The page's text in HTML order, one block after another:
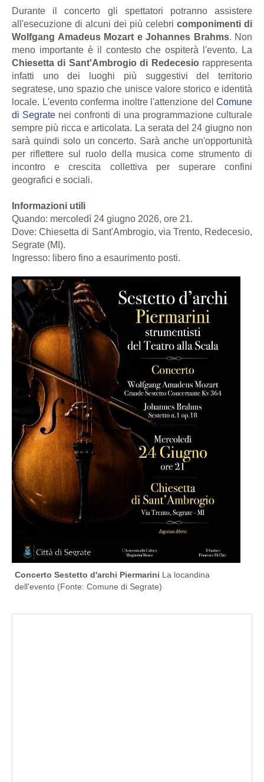
Durante il concerto gli spettatori potranno assistere
all'esecuzione di alcuni dei più celebri componimenti di
Wolfgang Amadeus Mozart e Johannes Brahms. Non
meno importante è il contesto che ospiterà l'evento. La
Chiesetta di Sant'Ambrogio di Redecesio rappresenta
infatti uno dei luoghi più suggestivi del territorio
segratese, uno spazio che unisce valore storico e identità
locale. L'evento conferma inoltre l'attenzione del Comune
di Segrate nei confronti di una programmazione culturale
sempre più ricca e articolata. La serata del 24 giugno non
sarà quindi solo un concerto. Sarà anche un'opportunità
per riflettere sul ruolo della musica come strumento di
incontro e crescita collettiva per superare confini
geografici e sociali.
Informazioni utili
Quando: mercoledì 24 giugno 2026, ore 21.
Dove: Chiesetta di Sant'Ambrogio, via Trento, Redecesio,
Segrate (MI).
Ingresso: libero fino a esaurimento posti.
Concerto Sestetto d'archi Piermarini La locandina
dell'evento (Fonte: Comune di Segrate)